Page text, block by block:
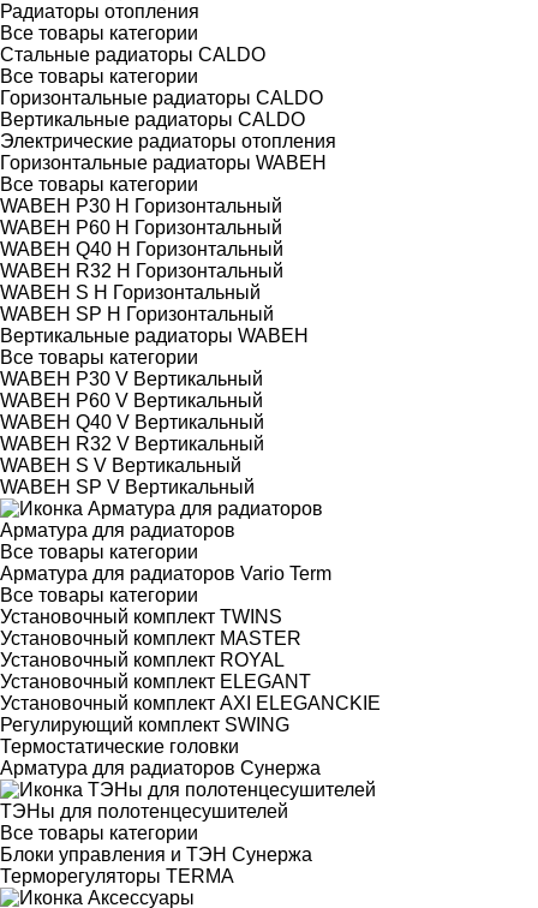
Радиаторы отопления
Все товары категории
Стальные радиаторы CALDO
Все товары категории
Горизонтальные радиаторы CALDO
Вертикальные радиаторы CALDO
Электрические радиаторы отопления
Горизонтальные радиаторы WABEH
Все товары категории
WABEH P30 H Горизонтальный
WABEH P60 H Горизонтальный
WABEH Q40 H Горизонтальный
WABEH R32 H Горизонтальный
WABEH S H Горизонтальный
WABEH SP H Горизонтальный
Вертикальные радиаторы WABEH
Все товары категории
WABEH P30 V Вертикальный
WABEH P60 V Вертикальный
WABEH Q40 V Вертикальный
WABEH R32 V Вертикальный
WABEH S V Вертикальный
WABEH SP V Вертикальный
Арматура для радиаторов
Все товары категории
Арматура для радиаторов Vario Term
Все товары категории
Установочный комплект TWINS
Установочный комплект MASTER
Установочный комплект ROYAL
Установочный комплект ELEGANT
Установочный комплект AXI ELEGANCKIE
Регулирующий комплект SWING
Термостатические головки
Арматура для радиаторов Сунержа
ТЭНы для полотенцесушителей
Все товары категории
Блоки управления и ТЭН Сунержа
Терморегуляторы TERMA